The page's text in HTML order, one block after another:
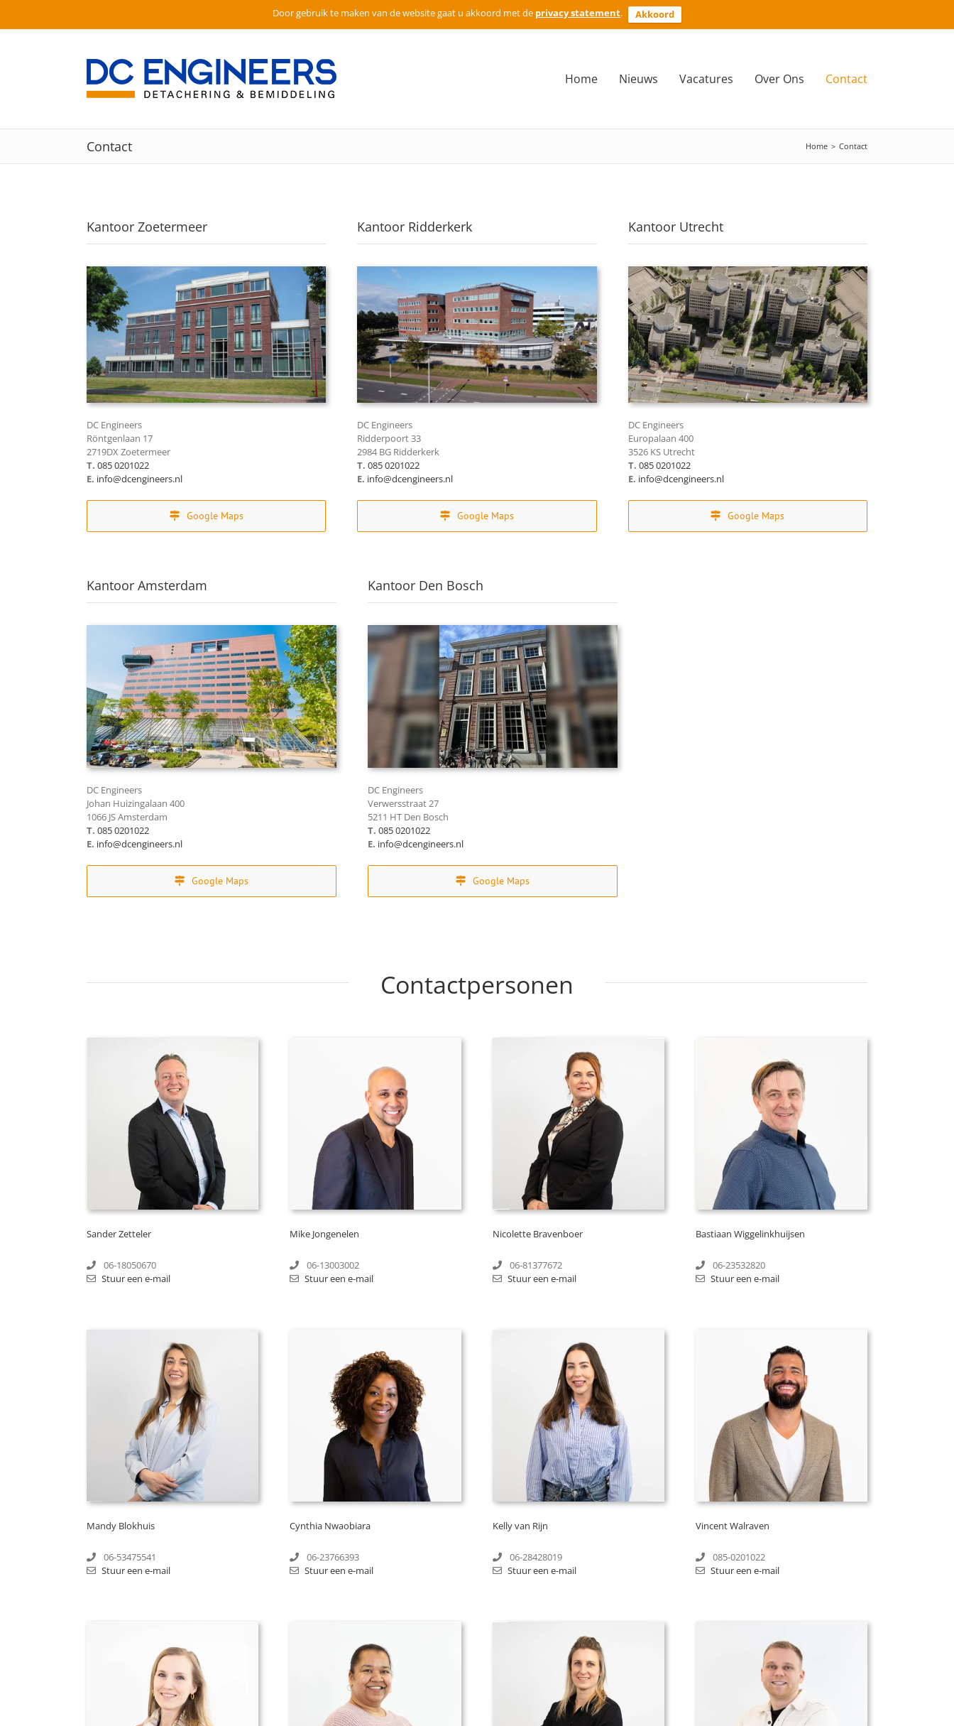
Door gebruik te maken van de website gaat u akkoord met de privacy statement.
Akkoord
Ga
Home Nieuws Vacatures Over Ons Contact
Contact Home > Contact
Kantoor Zoetermeer
DC Engineers
Röntgenlaan 17
2719DX Zoetermeer
T. 085 0201022
E. info@dcengineers.nl
Google Maps
Kantoor Ridderkerk
DC Engineers
Ridderpoort 33
2984 BG Ridderkerk
T. 085 0201022
E. info@dcengineers.nl
Google Maps
Kantoor Utrecht
DC Engineers
Europalaan 400
3526 KS Utrecht
T. 085 0201022
E. info@dcengineers.nl
Google Maps
Kantoor Amsterdam
DC Engineers
Johan Huizingalaan 400
1066 JS Amsterdam
T. 085 0201022
E. info@dcengineers.nl
Google Maps
Kantoor Den Bosch
DC Engineers
Verwersstraat 27
5211 HT Den Bosch
T. 085 0201022
E. info@dcengineers.nl
Google Maps
Contactpersonen
Sander Zetteler
06-18050670
Stuur een e-mail
Mike Jongenelen
06-13003002
Stuur een e-mail
Nicolette Bravenboer
06-81377672
Stuur een e-mail
Bastiaan Wiggelinkhuijsen
06-23532820
Stuur een e-mail
Mandy Blokhuis
06-53475541
Stuur een e-mail
Cynthia Nwaobiara
06-23766393
Stuur een e-mail
Kelly van Rijn
06-28428019
Stuur een e-mail
Vincent Walraven
085-0201022
Stuur een e-mail